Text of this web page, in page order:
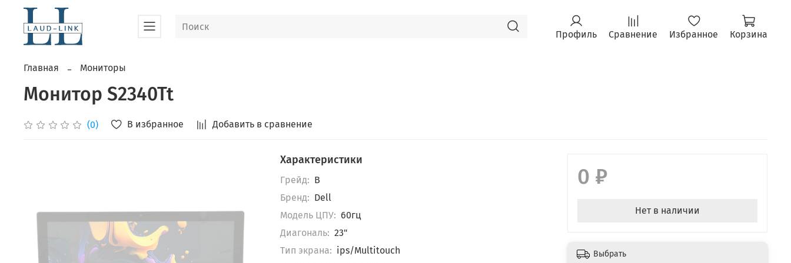
Профиль Сравнение Избранное Корзина
Главная Мониторы
Монитор S2340Tt
(0) В избранное Добавить в сравнение
Характеристики
Грейд: B
Бренд: Dell
Модель ЦПУ: 60гц
Диагональ: 23"
Тип экрана: ips/Multitouch
0 ₽
Нет в наличии
Выбрать